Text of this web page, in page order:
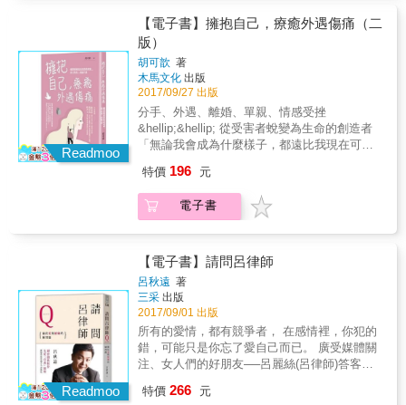
樣。 所以，你必須將父母的責任還給他們自
己，他們得為自己的喜怒哀樂負責。而當你為
自己的生命負責時，你也才有可能影響他們。
「療癒心靈」之二： 給親愛的你： 就在此刻，
僅有你和我，這裡很安全。我們不需要假裝，
以討別人歡心，例如明明不傷心，卻要裝悲痛
欲絕；明明不開心，卻要大笑；明明不樂見，
卻拍手叫好，以便符合大家所期望你展現的樣
子。 收起你的迎合，儘管展現你現在的樣子就
好。 假若你不想講話，就不要講話；假若你不
願意，就說你不想要；假若你不開心，就面無
表情也無妨。 我們不需要扮演另一個角色，
你，就是你。 「療癒心靈」之三： 只要是人，
都是人生中的一部分。 但這不表示你不好、你
沒有價值，所以也請多肯定自己，並給自己一
個機會，允許自己和脆弱共處。 「療癒心靈」
之四： 你屬於你自己，你不需要拿自己的人生
去換取別人的愛和肯定。 你生命中的失落與不
安全感，你可以試著疼惜自己、療癒自己。 只
有先把自己愛回來，你也才有能力愛別人。
溫暖的擁抱。 & ※《從此，不再複製父母婚姻
──35種練習，揮別婚姻地雷，找回幸福》暢銷
書作者黃之盈心理師最新動人之作。 & ※我們
都是令人心疼的大人；一本與父母、與童年和
解的療癒之書。 ※特別製作數頁「療癒心
靈」，讓你在面對原生家庭傷痛的每一個痛苦
時刻，都能明瞭自己並不孤單，明瞭自己是有
價值，被深深愛著，而且有能力與力量走出父
心靈」之一： 親愛的你，或許多年以來，你都
認為自己有責任為父母的人生解決問題，你也
有責任讓他們開心，不讓他們失望。 但實情
是，我們沒有一個人可以負擔另一個人的人
樣。 所以，你必須將父母的責任還給他們自
己，他們得為自己的喜怒哀樂負責。而當你為
自己的生命負責時，你也才有可能影響他們。
「療癒心靈」之二： 給親愛的你： 就在此刻，
僅有你和我，這裡很安全。我們不需要假裝，
以討別人歡心，例如明明不傷心，卻要裝悲痛
欲絕；明明不開心，卻要大笑；明明不樂見，
卻拍手叫好，以便符合大家所期望你展現的樣
子。 收起你的迎合，儘管展現你現在的樣子就
技巧。
&bull;煩死了，公婆（岳父母）一直干涉生活
──學習磋商和傾聽 &bull;為什麼他都要亂丟衣
服──個性會影響行為 結婚，是人生中最重要的
抉擇之一，我們可以花極大的心思只為了幾小
時的婚禮呈現，但對於如何使婚姻幸福，卻常
常準備不足或根本沒有準備。只談「相愛」就
結婚，有如到拉斯維加斯豪賭一場，把未來的
幸福賭在瞬間的浪漫上。 不過，結婚的風險雖
單身或已有固定對象，這本書都能幫助你們決
定「是否與何時」共結連理。如果你們已經訂
婚，甚至結婚了，這本書可幫助你們檢視關係
睹爸媽經歷的痛， 看到他們為孩子的付出、承
擔的勇氣、改變自我的胸襟。 七歲時，母親再
婚，她與姊姊擁有一個重組家庭， 以及新的家
人──繼父、大她七歲的哥哥與大她六歲的姊
姊。 十歲時，母親與繼父生了一個妹妹，為重
組家庭增添新成員。 她與爸爸雖然沒有朝夕相
處，但仍維持良好的父女關係， 爸爸每次交了
女朋友，一定會介紹給女兒認識。 在學校，可
心發現自己的成長歷程，並非特例， 很多同學
也有類似的家庭背景， 只不過，不是每個人都
婚與重組家庭中的成長經驗， 她回憶自己的夢
魘、深層的不安與恐懼， 也記錄家庭變化下，
如何試著去理解父母的處境，自我調整與適
庭， 就在分分合合中，她體悟到──家庭的真
諦。
Readmoo
【電子書】擁抱自己，療癒外遇傷痛（二
版）
胡可歆 著
木馬文化 出版
2017/09/27 出版
分手、外遇、離婚、單親、情感受挫
&hellip;&hellip; 從受害者蛻變為生命的創造者
「無論我會成為什麼樣子，都遠比我現在可以
人生中都得面對的一則重要主題。 這是一本給
從愛情關係中，短暫恢復到「一個人」的書。
當離開一段關係時，都會有著「受害者」所面
無聲無息站上心頭。不知怎麼了，很多時候
「無法言宣（unspoken）」，找不到答案也無
法走出。 你以為，你深深地愛著他。你以為，
就是因為我愛他，所以我才這麼痛苦；而愛情
本身就包含了巨大的痛苦。我想，在泰半時
候，妳誤解「愛」了。 身為心理諮商師的作
者，以自身、他人的經歷，走出傷痛的過程，
給予讀者一段重新探索關係的旅程。在下一段
關係來臨前，那是一段找尋自己、了解自己、
特價 196 元
電子書
Readmoo
【電子書】請問呂律師
呂秋遠 著
三采 出版
2017/09/01 出版
所有的愛情，都有競爭者， 在感情裡，你犯的
錯，可能只是你忘了愛自己而已。 廣受媒體關
注、女人們的好朋友──呂麗絲(呂律師)答客問
題，聽聽麗絲怎麼說。 &bull;歷史上惡婆婆第
特價 266 元